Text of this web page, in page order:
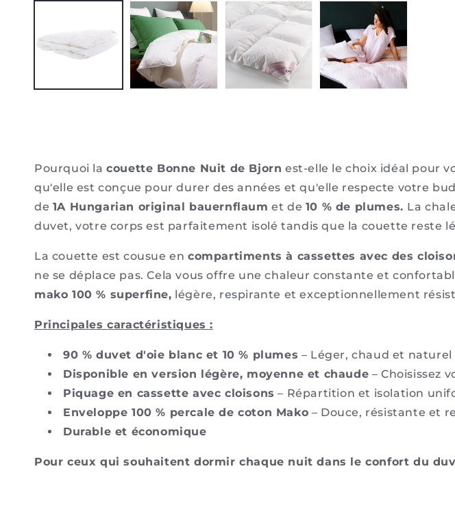
une
fenêtre
Pourquoi lacouette Bonne Nuit de Bjorn est-elle le choix idéal pour
qu'elle est conçue pour durer des années et qu'elle respecte votre
de 1A Hungarian original bauernflaum et de 10 % de plumes. La
duvet, votre corps est parfaitement isolé tandis que la couette reste
La couette est cousue en compartiments à cassettes avec des
ne se déplace pas. Cela vous offre une chaleur constante et
mako 100 % superfine, légère, respirante et exceptionnellement
Principales caractéristiques :
90 % duvet d'oie blanc et 10 % plumes – Léger, chaud et naturel
Disponible en version légère, moyenne et chaude – Choisissez
Piquage en cassette avec cloisons – Répartition et isolation
Enveloppe 100 % percale de coton Mako – Douce, résistante et
Durable et économique
Pour ceux qui souhaitent dormir chaque nuit dans le confort du